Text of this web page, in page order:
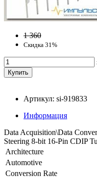
1 360
Скидка 31%
Артикул: si-919833
Информация
Data Acquisition\Data
Steering 8-bit 16-Pin CDIP
Architecture
Automotive
Conversion Rate